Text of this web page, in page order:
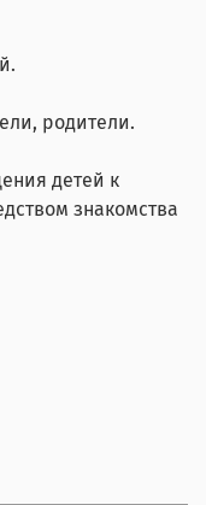
родители.
детей к
знакомства